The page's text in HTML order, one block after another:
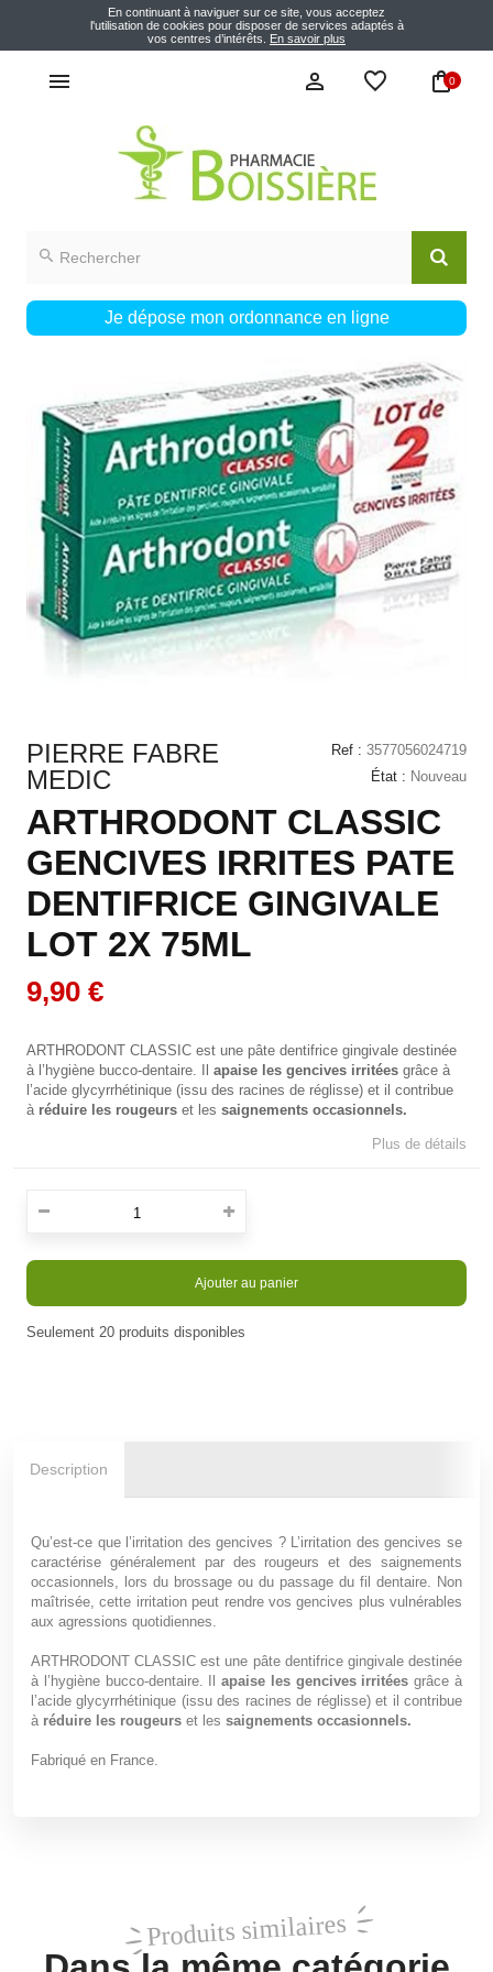
En continuant à naviguer sur ce site, vous acceptez
l'utilisation de cookies pour disposer de services adaptés à
vos centres d’intérêts. En savoir plus
0
Je dépose mon ordonnance en ligne
PIERRE FABRE
MEDIC
Ref : 3577056024719
État : Nouveau
ARTHRODONT CLASSIC
GENCIVES IRRITES PATE
DENTIFRICE GINGIVALE
LOT 2X 75ML
9,90 €
ARTHRODONT CLASSIC est une pâte dentifrice gingivale destinée
à l’hygiène bucco-dentaire. Il apaise les gencives irritées grâce à
l’acide glycyrrhétinique (issu des racines de réglisse) et il contribue
à réduire les rougeurs et les saignements occasionnels.
Plus de détails
Ajouter au panier
Seulement 20 produits disponibles
Description
Qu’est-ce que l’irritation des gencives ? L’irritation des gencives se
caractérise généralement par des rougeurs et des saignements
occasionnels, lors du brossage ou du passage du fil dentaire. Non
maîtrisée, cette irritation peut rendre vos gencives plus vulnérables
aux agressions quotidiennes.
ARTHRODONT CLASSIC est une pâte dentifrice gingivale destinée
à l’hygiène bucco-dentaire. Ilapaise les gencives irritées grâce à
l’acide glycyrrhétinique (issu des racines de réglisse) et il contribue
à réduire les rougeurs et les saignements occasionnels.
Fabriqué en France.
Produits similaires